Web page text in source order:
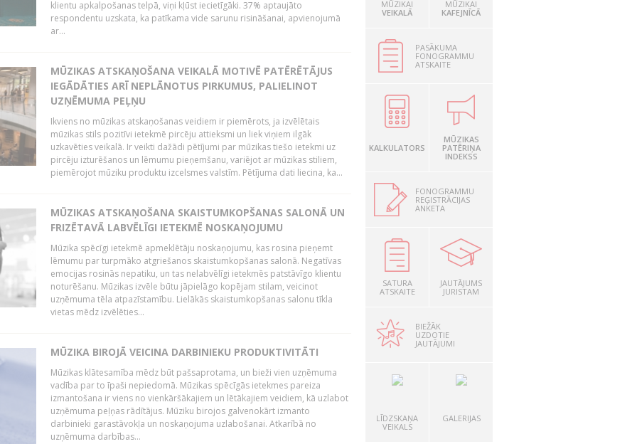
klientu apkalpošanas telpā, viņi kļūst iecietīgāki. 37% aptaujāto
respondentu uzskata, ka patīkama vide sarunu risināšanai, apvienojumā
ar...
MŪZIKAS ATSKAŅOŠANA VEIKALĀ MOTIVĒ PATĒRĒTĀJUS
IEGĀDĀTIES ARĪ NEPLĀNOTUS PIRKUMUS, PALIELINOT
UZŅĒMUMA PEĻŅU
Ikviens no mūzikas atskaņošanas veidiem ir piemērots, ja izvēlētais
mūzikas stils pozitīvi ietekmē pircēju attieksmi un liek viņiem ilgāk
uzkavēties veikalā. Ir veikti dažādi pētījumi par mūzikas tiešo ietekmi uz
pircēju izturēšanos un lēmumu pieņemšanu, variējot ar mūzikas stiliem,
piemērojot mūziku produktu izcelsmes valstīm. Pētījuma dati liecina, ka...
MŪZIKAS ATSKAŅOŠANA SKAISTUMKOPŠANAS SALONĀ UN
FRIZĒTAVĀ LABVĒLĪGI IETEKMĒ NOSKAŅOJUMU
Mūzika spēcīgi ietekmē apmeklētāju noskaņojumu, kas rosina pieņemt
lēmumu par turpmāko atgriešanos skaistumkopšanas salonā. Negatīvas
emocijas rosinās nepatiku, un tas nelabvēlīgi ietekmēs patstāvīgo klientu
noturēšanu. Mūzikas izvēle būtu jāpielāgo kopējam stilam, veicinot
uzņēmuma tēla atpazīstamību. Lielākās skaistumkopšanas salonu tīkla
vietas mēdz izvēlēties...
MŪZIKA BIROJĀ VEICINA DARBINIEKU PRODUKTIVITĀTI
Mūzikas klātesamība mēdz būt pašsaprotama, un bieži vien uzņēmuma
vadība par to īpaši nepiedomā. Mūzikas spēcīgās ietekmes pareiza
izmantošana ir viens no vienkāršākajiem un lētākajiem veidiem, kā uzlabot
uzņēmuma peļņas rādītājus. Mūziku birojos galvenokārt izmanto
darbinieki garastāvokļa un noskaņojuma uzlabošanai. Atkarībā no
uzņēmuma darbības...
MŪZIKAI
VEIKALĀ
MŪZIKAI
KAFEJNĪCĀ
PASĀKUMA
FONOGRAMMU
ATSKAITE
KALKULATORS
MŪZIKAS
PATĒRIŅA
INDEKSS
FONOGRAMMU
REĢISTRĀCIJAS
ANKETA
SATURA
ATSKAITE
JAUTĀJUMS
JURISTAM
BIEŽĀK
UZDOTIE
JAUTĀJUMI
LĪDZSKAŅA
VEIKALS
GALERIJAS